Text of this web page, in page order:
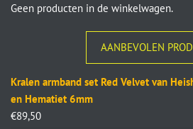
Geen producten in de winkelwagen.
AANBEVOLEN
Kralen armband set Red Velvet van
en Hematiet 6mm
€89,50